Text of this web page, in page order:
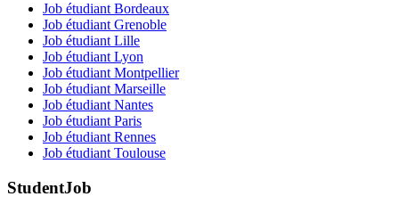
Job étudiant Bordeaux
Job étudiant Grenoble
Job étudiant Lille
Job étudiant Lyon
Job étudiant Montpellier
Job étudiant Marseille
Job étudiant Nantes
Job étudiant Paris
Job étudiant Rennes
Job étudiant Toulouse
StudentJob